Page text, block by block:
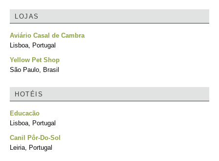
LOJAS
Aviário Casal de Cambra
Lisboa, Portugal
Yellow Pet Shop
São Paulo, Brasil
HOTÉIS
Educacão
Lisboa, Portugal
Canil Pôr-Do-Sol
Leiria, Portugal